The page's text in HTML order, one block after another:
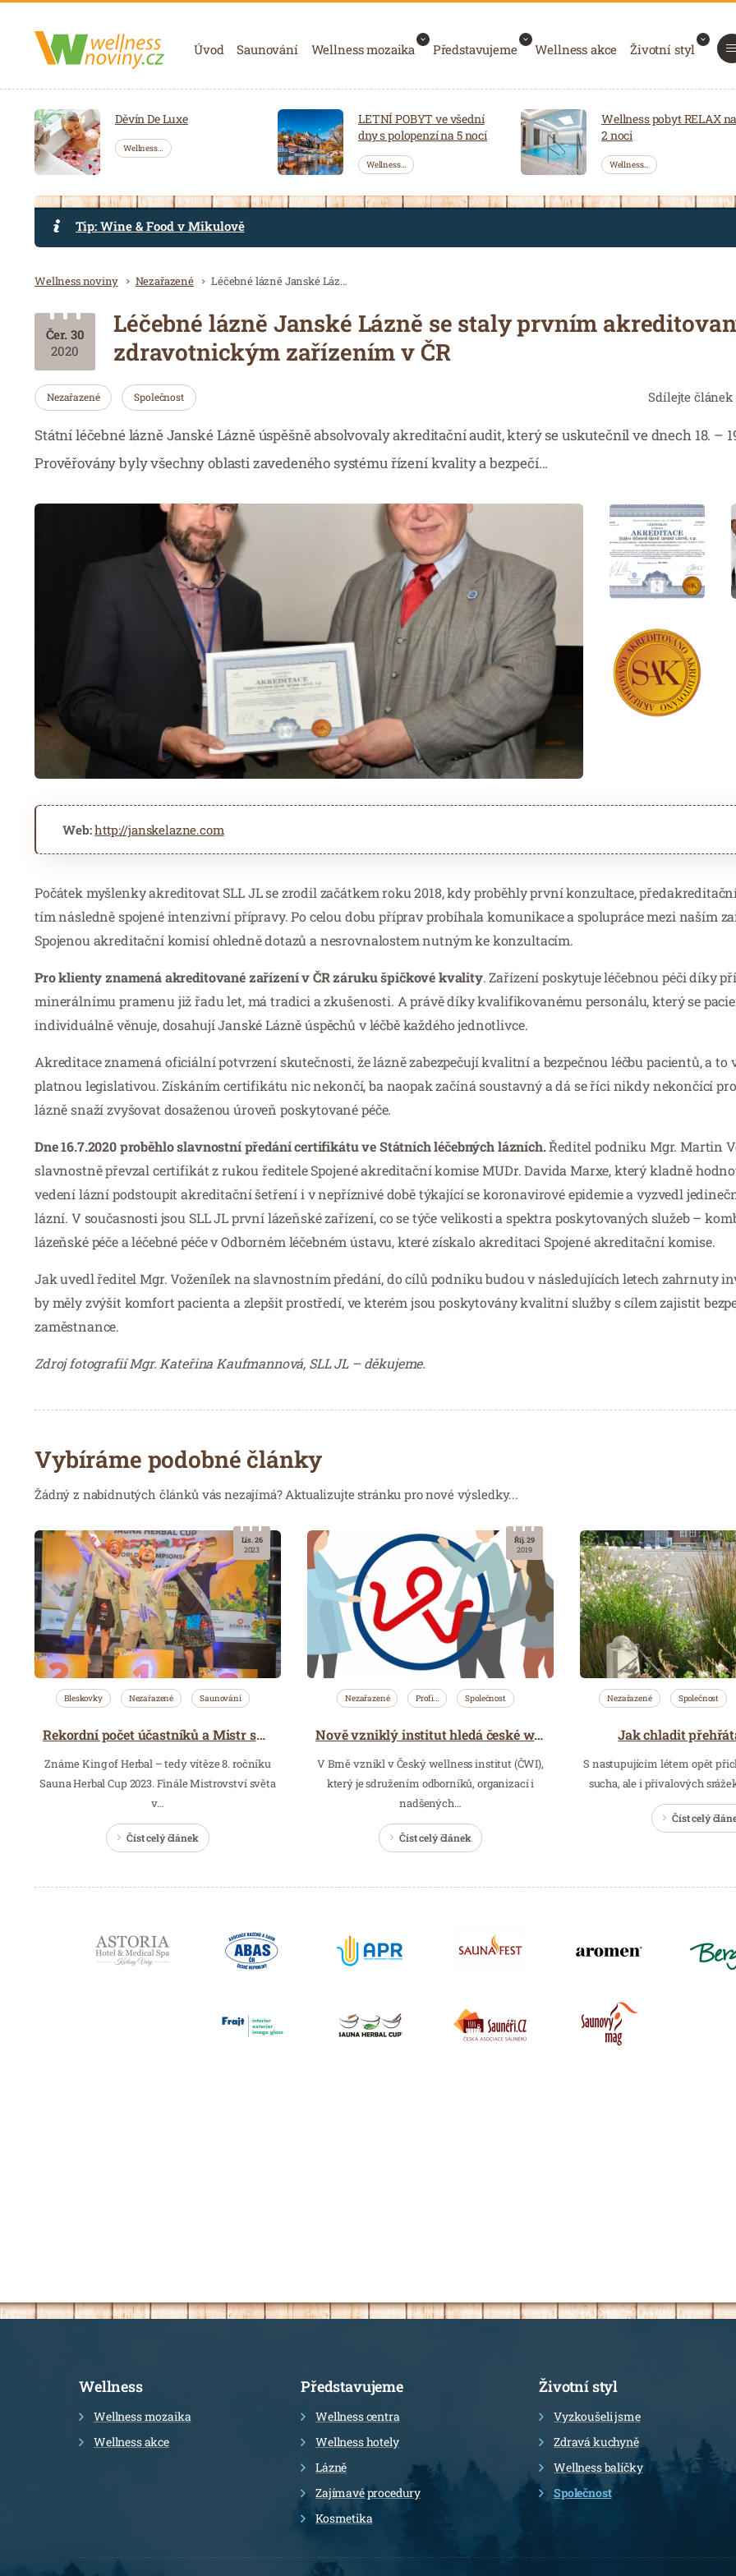
Navigace
Úvod Saunování Wellness mozaika Představujeme Wellness akce Životní styl
Děvín De Luxe
Wellness…
LETNÍ POBYT ve všední
dny s polopenzí na 5 nocí
Wellness…
Wellness pobyt RELAX na
2 noci
Wellness…
Tip: Wine & Food v Mikulově
Drobečková navigace
Wellness noviny Nezařazené Léčebné lázně Janské Lázně se staly prvním akreditovaným zdravotnickým zařízením v ČR
Čer. 30
2020
Léčebné lázně Janské Lázně se staly prvním
zdravotnickým zařízením v ČR
Sdílejte článek
Nezařazené Společnost
Státní léčebné lázně Janské Lázně úspěšně absolvovaly akreditační audit, který se uskutečnil ve dnech 18. –
Prověřovány byly všechny oblasti zavedeného systému řízení kvality a bezpečí…
Web:http://janskelazne.com
Počátek myšlenky akreditovat SLL JL se zrodil začátkem roku 2018, kdy proběhly první konzultace,
tím následně spojené intenzivní přípravy. Po celou dobu příprav probíhala komunikace a spolupráce mezi naším
Spojenou akreditační komisí ohledně dotazů a nesrovnalostem nutným ke konzultacím.
Pro klienty znamená akreditované zařízení v ČR záruku špičkové kvality. Zařízení poskytuje léčebnou péči díky
minerálnímu pramenu již řadu let, má tradici a zkušenosti. A právě díky kvalifikovanému personálu, který se
individuálně věnuje, dosahují Janské Lázně úspěchů v léčbě každého jednotlivce.
Akreditace znamená oficiální potvrzení skutečnosti, že lázně zabezpečují kvalitní a bezpečnou léčbu pacientů, a to
platnou legislativou. Získáním certifikátu nic nekončí, ba naopak začíná soustavný a dá se říci nikdy nekončící
lázně snaží zvyšovat dosaženou úroveň poskytované péče.
Dne 16.7.2020 proběhlo slavnostní předání certifikátu ve Státních léčebných lázních.Ředitel podniku Mgr. Martin
slavnostně převzal certifikát z rukou ředitele Spojené akreditační komise MUDr. Davida Marxe, který kladně
vedení lázní podstoupit akreditační šetření i v nepříznivé době týkající se koronavirové epidemie a vyzvedl
lázní. V současnosti jsou SLL JL první lázeňské zařízení, co se týče velikosti a spektra poskytovaných služeb –
lázeňské péče a léčebné péče v Odborném léčebném ústavu, které získalo akreditaci Spojené akreditační komise.
Jak uvedl ředitel Mgr. Voženílek na slavnostním předání, do cílů podniku budou v následujících letech zahrnuty
by měly zvýšit komfort pacienta a zlepšit prostředí, ve kterém jsou poskytovány kvalitní služby s cílem zajistit
zaměstnance.
Zdroj fotografií Mgr. Kateřina Kaufmannová, SLL JL – děkujeme.
Vybíráme podobné články
Žádný z nabídnutých článků vás nezajímá? Aktualizujte stránku pro nové výsledky...
Bleskovky Nezařazené Saunování
Rekordní počet účastníků a Mistr světa Sauna Herbal Cup 2023
Známe King of Herbal – tedy vítěze 8. ročníku
Sauna Herbal Cup 2023. Finále Mistrovství světa
v…
Číst celý článek
Lis. 26
2023
Nezařazené Profi… Společnost
Nově vzniklý institut hledá české wellness
V Brně vznikl v Český wellness institut (ČWI),
který je sdružením odborníků, organizací i
nadšených…
Číst celý článek
Říj. 29
2019
Nezařazené Společnost
Jak chladit
S nastupujícím létem opět
sucha, ale i přívalových
Číst celý
Informace
Wellness
Wellness mozaika
Wellness akce
Představujeme
Wellness centra
Wellness hotely
Lázně
Zajímavé procedury
Kosmetika
Životní styl
Vyzkoušeli jsme
Zdravá kuchyně
Wellness balíčky
Společnost